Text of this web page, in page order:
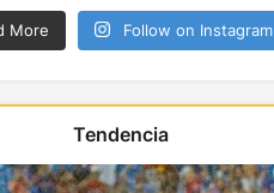
More Follow on Instagram
Tendencia